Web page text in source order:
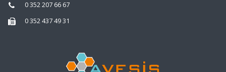
0 352 207 66 67
0 352 437 49 31